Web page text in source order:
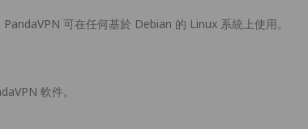
可在任何基於 Debian 的 Linux 系統上使用。
軟件。